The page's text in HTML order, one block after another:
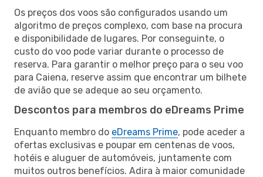
Os preços dos voos são configurados usando um
algoritmo de preços complexo, com base na procura
e disponibilidade de lugares. Por conseguinte, o
custo do voo pode variar durante o processo de
reserva. Para garantir o melhor preço para o seu voo
para Caiena, reserve assim que encontrar um bilhete
de avião que se adeque ao seu orçamento.
Descontos para membros do eDreams Prime
Enquanto membro do eDreams Prime, pode aceder a
ofertas exclusivas e poupar em centenas de voos,
hotéis e aluguer de automóveis, juntamente com
muitos outros benefícios. Adira à maior comunidade